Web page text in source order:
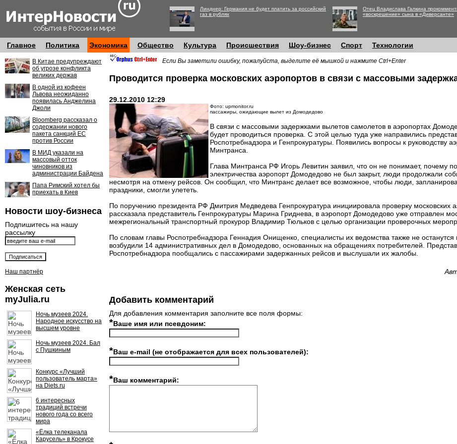
Линднер: Германия не будет платить за российский
газ в рублях
Отец Владислава Галкина
«воскрешение» сына в «Диверсанте»
Главное Политика Экономика Общество Культура Происшествия Шоу-бизнес Спорт Технологии
В Китае предупреждают
об угрозе конфликта
великих держав
В одной из кофеен
Львова неожиданно
появилась Анджелина
Джоли
Bloomberg рассказал о
содержании нового
пакета санкций ЕС
против России
В МИД указали на
массовый отток
чиновников из
администрации Байдена
Папа Римский хотел бы
приехать в Киев
Новости шоу-бизнеса
Подпишитесь на нашу
рассылку
Наш партнёр
Женская сеть
myJulia.ru
Ночь музеев 2024.
Народное искусство на
высшем уровне
Ночь музеев 2024. Бал
с Пушкиным
Конкурс «Лучший
пользователь марта»
на Diets.ru
6 интересных
традиций встречи
нового года со всего
мира
«Ёлка телеканала
Карусель» в Крокусе
Если Вы заметили ошибку, пожалуйста, выделите её мышкой и нажмите Ctrl+Enter
Проводится проверка московских аэропортов в связи с массовыми
29.12.2010 12:29
Фото: upmonitor.ru
пассажиры, ожидающие вылет из Домодедово
В связи с массовыми задержками вылетов самолетов в аэропортах
будет проводиться проверка. С этой целью туда уже направились
Роспотребнадзора и Генпрокуратуры. Появились вопросы к руководству
Минтранса.
Глава Минтранса РФ Игорь Левитин заявил, что он не понимает, почему
электричества аэропорт Домодедово не был закрыт, люди продолжали
несмотря на отмену рейсов. Он сообщил, что Минтранс делает все возможное, чтобы люди,
праздники, смогли улететь.
По поручению президента РФ Дмитрия Медведева Генпрокуратура инициировала проверку московских
рассказала представитель Генпрокуратуры Марина Гриднева, в аэропорт Домодедово уже отправлен
межрегиональный транспортный прокурор Владимир Тюльков с целью организации проверочных
По словам главы Роспотребнадзора Геннадия Онищенко, специалисты их ведомства также не
возбудили 14 административных дел в Домодедово, основанных на обращениях потребителей.
Роспотребнадзора пообщались с пассажирами задержанных рейсов и выслушали их жалобы.
Добавить комментарий
Для добавления комментария заполните все поля формы:
*Ваше имя или псевдоним:
*Ваш e-mail (не отображается для всех пользователей):
*Ваш комментарий: